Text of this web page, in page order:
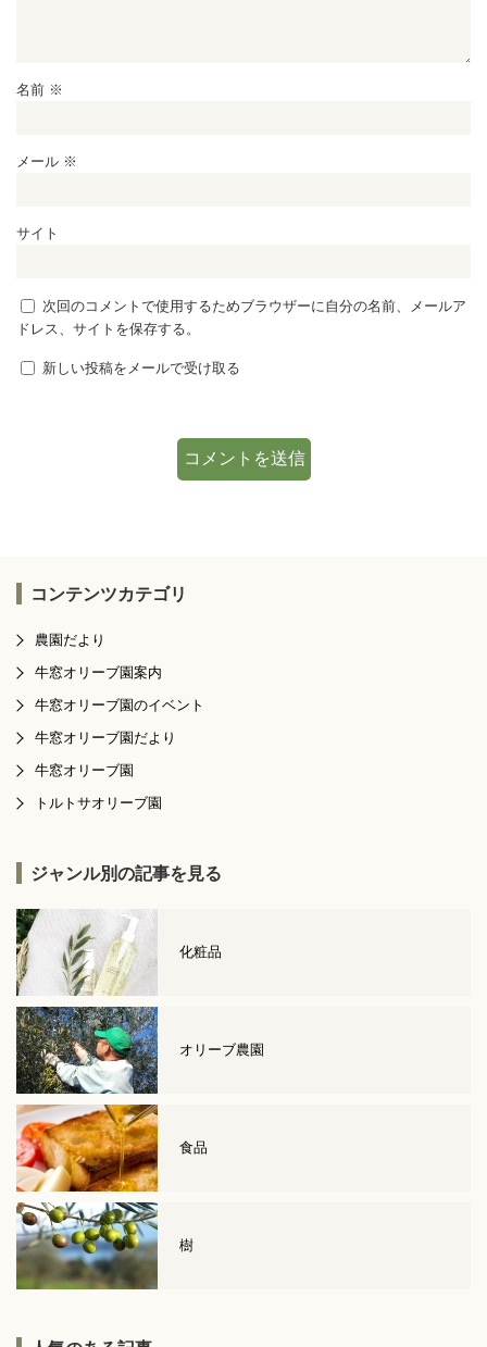
名前 ※
メール ※
サイト
次回のコメントで使用するためブラウザーに自分の名前、メールア
ドレス、サイトを保存する。
新しい投稿をメールで受け取る
コンテンツカテゴリ
農園だより
牛窓オリーブ園案内
牛窓オリーブ園のイベント
牛窓オリーブ園だより
牛窓オリーブ園
トルトサオリーブ園
ジャンル別の記事を見る
化粧品
オリーブ農園
食品
樹